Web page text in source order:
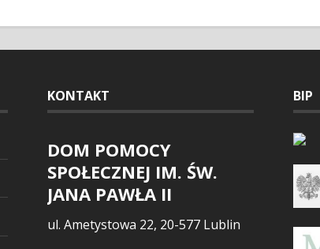
KONTAKT
DOM POMOCY
SPOŁECZNEJ IM. ŚW.
JANA PAWŁA II
ul. Ametystowa 22, 20-577 Lublin
BIP